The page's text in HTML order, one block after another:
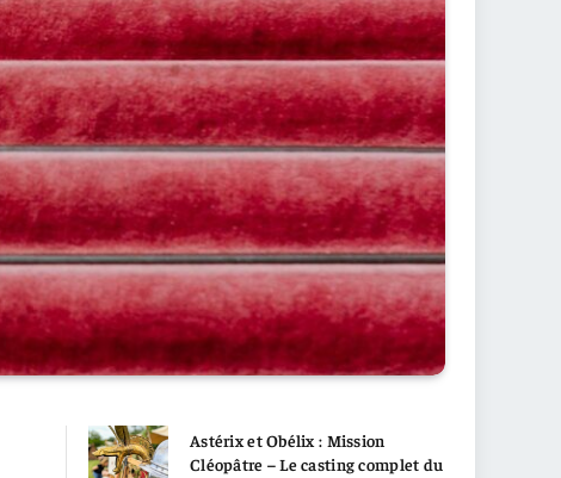
Astérix et Obélix : Mission
Cléopâtre – Le casting complet du